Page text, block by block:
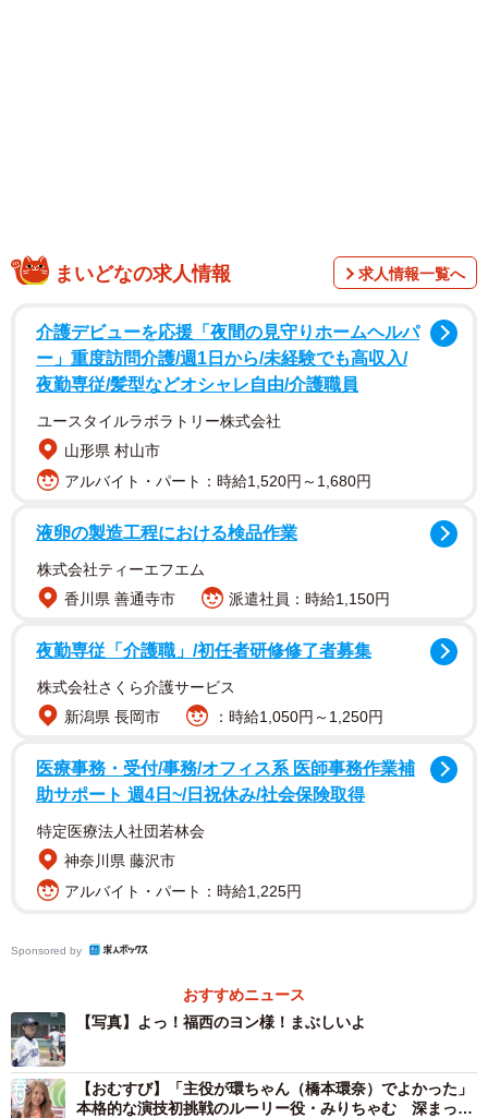
第7週は、結と翔也が淡い恋心をゆっくりと育みながらも、
「栄養士」と「メジャーリーガー」という互いの夢をまっ
すぐに見つめる2人の姿があった。そんな“アオハル”全開の
今週の演出を担当した、チーフ演出・野田雄介さんに話を
聞いた。
結は、知らず知らずのうちに自分の中に根付いていた「栄養士の夢」を
両親の前で打ち明ける (C)NHK
トに撮った
「第1章」の締めくくりとなる今週を振り返って野田さん
は、
「結が家族と、震災と、過去の自分と向き合い、大きな壁
を打ち破るというプロセスを描いた4・5・6週を経て、次の
まいどなの求人情報 求人情報一覧へ
介護デビューを応援「夜間の見守りホームヘルパ
ー」重度訪問介護/週1日から/未経験でも高収入/
夜勤専従/髪型などオシャレ自由/介護職員
ユースタイルラボラトリー株式会社
山形県 村山市
アルバイト・パート：時給1,520円～1,680円
液卵の製造工程における検品作業
株式会社ティーエフエム
香川県 善通寺市
派遣社員：時給1,150円
夜勤専従「介護職」/初任者研修修了者募集
株式会社さくら介護サービス
新潟県 長岡市
：時給1,050円～1,250円
医療事務・受付/事務/オフィス系 医師事務作業補
助サポート 週4日~/日祝休み/社会保険取得
特定医療法人社団若林会
神奈川県 藤沢市
アルバイト・パート：時給1,225円
Sponsored by
おすすめニュース
【写真】よっ！福西のヨン様！まぶしいよ
【おむすび】「主役が環ちゃん（橋本環奈）でよかった」
本格的な演技初挑戦のルーリー役・みりちゃむ 深まって